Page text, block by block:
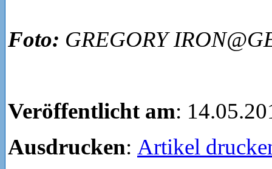
Foto: GREGORY
Veröffentlicht am:
Ausdrucken: Artikel